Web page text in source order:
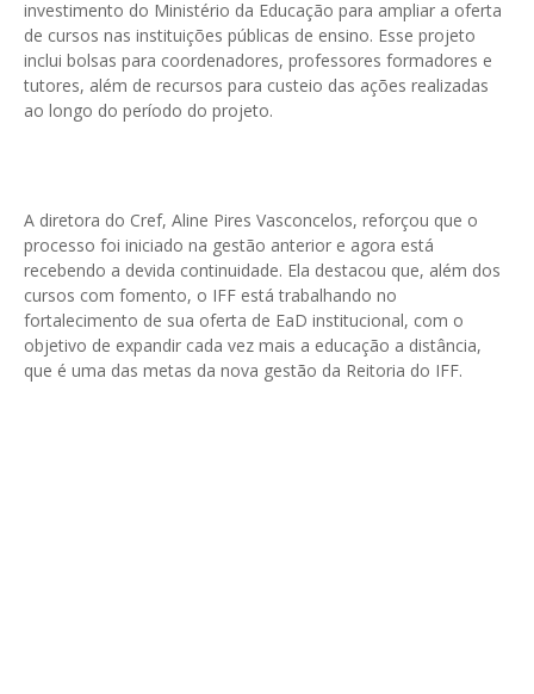
investimento do Ministério da Educação para ampliar a oferta
de cursos nas instituições públicas de ensino. Esse projeto
inclui bolsas para coordenadores, professores formadores e
tutores, além de recursos para custeio das ações realizadas
ao longo do período do projeto.
A diretora do Cref, Aline Pires Vasconcelos, reforçou que o
processo foi iniciado na gestão anterior e agora está
recebendo a devida continuidade. Ela destacou que, além dos
cursos com fomento, o IFF está trabalhando no
fortalecimento de sua oferta de EaD institucional, com o
objetivo de expandir cada vez mais a educação a distância,
que é uma das metas da nova gestão da Reitoria do IFF.